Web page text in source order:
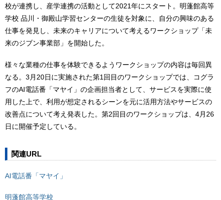
校が連携し、産学連携の活動として2021年にスタート。明蓬館高等
学校 品川・御殿山学習センターの生徒を対象に、自分の興味のある
仕事を発見し、未来のキャリアについて考えるワークショップ「未
来のジブン事業部」を開始した。
様々な業種の仕事を体験できるようワークショップの内容は毎回異
なる。3月20日に実施された第1回目のワークショップでは、コグラ
フのAI電話番「マヤイ」の企画担当者として、サービスを実際に使
用した上で、利用が想定されるシーンを元に活用方法やサービスの
改善点について考え発表した。第2回目のワークショップは、4月26
日に開催予定している。
関連URL
AI電話番「マヤイ」
明蓬館高等学校